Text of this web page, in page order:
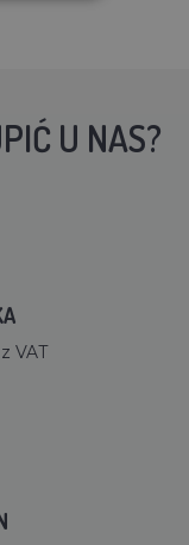
U NAS?
VAT